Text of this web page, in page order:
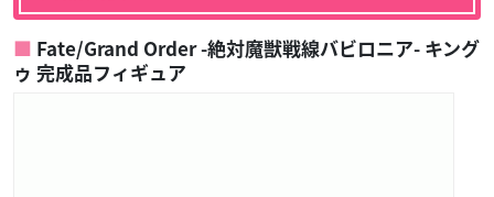
Fate/Grand Order -絶対魔獣戦線バビロニア- キング
ゥ 完成品フィギュア